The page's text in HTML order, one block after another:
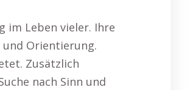
im Leben vieler. Ihre
Orientierung.
Zusätzlich
nach Sinn und